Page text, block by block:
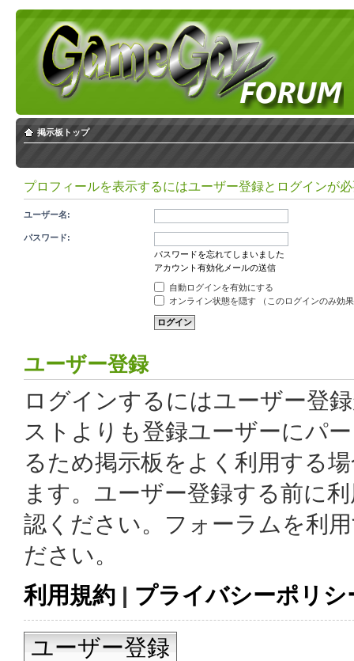
掲示板トップ
プロフィールを表示するにはユーザー登録とログインが
ユーザー名:
パスワード:
パスワードを忘れてしまいました
アカウント有効化メールの送信
自動ログインを有効にする
オンライン状態を隠す （このログインのみ効
ユーザー登録
ログインするにはユーザー登
ストよりも登録ユーザーにパ
るため掲示板をよく利用する
ます。ユーザー登録する前に
認ください。フォーラムを利
ださい。
利用規約 | プライバシーポリシ
ユーザー登録